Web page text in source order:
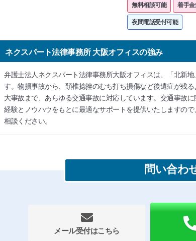
無料相談可能 着手金
夜間電話受付可能
ネクスパート法律事務所 大阪オフィスの強み
弁護士法人ネクスパート法律事務所大阪オフィスは、「北新
す。物損事故から、頚椎捻挫のむち打ち損傷など後遺症が残
大事故まで、あらゆる交通事故に対応しています。交通事故
経験とノウハウをもとに最適なサポートを提供いたしますの
相談ください。
問い合わ
メール受付はこちら